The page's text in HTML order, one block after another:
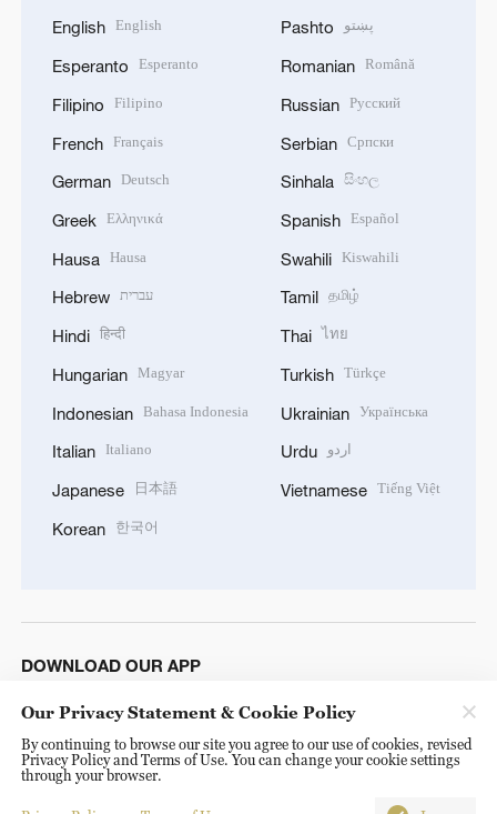
English English
Esperanto Esperanto
Filipino Filipino
French Français
German Deutsch
Greek Ελληνικά
Hausa Hausa
Hebrew עברית
Hindi हिन्दी
Hungarian Magyar
Indonesian Bahasa Indonesia
Italian Italiano
Japanese 日本語
Korean 한국어
Pashto پښتو
Romanian Română
Russian Русский
Serbian Српски
Sinhala සිංහල
Spanish Español
Swahili Kiswahili
Tamil தமிழ்
Thai ไทย
Turkish Türkçe
Ukrainian Українська
Urdu اردو
Vietnamese Tiếng Việt
DOWNLOAD OUR APP
Our Privacy Statement & Cookie Policy
By continuing to browse our site you agree to our use of cookies, revised
Privacy Policy and Terms of Use. You can change your cookie settings
through your browser.